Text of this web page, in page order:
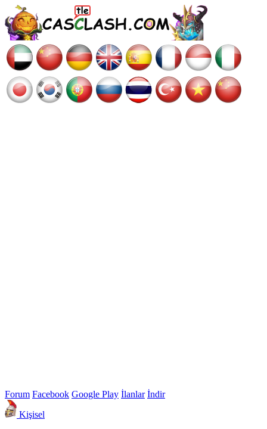
Forum Facebook Google Play İlanlar İndir
Kişisel